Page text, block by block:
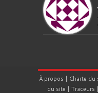
À propos | Charte du
du site | Traceurs |